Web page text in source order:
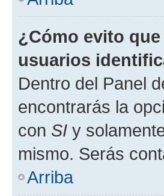
¿Cómo evito
usuarios
Dentro del Panel
encontrarás la
con SI y
mismo. Serás
Arriba